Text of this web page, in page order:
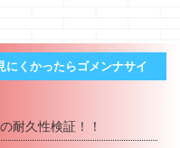
にくかったらゴメンナサイ
耐久性検証！！